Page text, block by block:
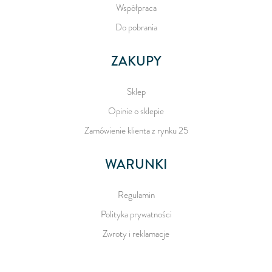
Współpraca
Do pobrania
ZAKUPY
Sklep
Opinie o sklepie
Zamówienie klienta z rynku 25
WARUNKI
Regulamin
Polityka prywatności
Zwroty i reklamacje